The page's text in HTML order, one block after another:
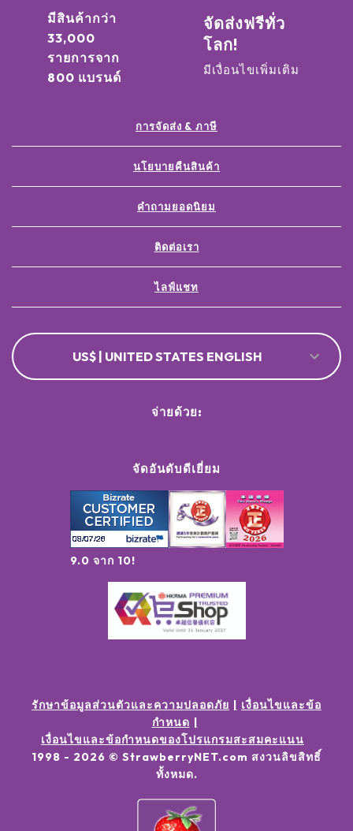
มีสินค้ากว่า
33,000
รายการจาก
800 แบรนด์
จัดส่งฟรีทั่ว
โลก!
มีเงื่อนไขเพิ่มเติม
การจัดส่ง & ภาษี
นโยบายคืนสินค้า
คำถามยอดนิยม
ติดต่อเรา
ไลฟ์แชท
US$ | UNITED STATES ENGLISH
จัดอันดับดีเยี่ยม
9.0 จาก 10!
จ่ายด้วย:
รักษาข้อมูลส่วนตัวและความปลอดภัย
เงื่อนไขและข้อ
กำหนด
เงื่อนไขและข้อกำหนดของโปรแกรมสะสมคะแนน
1998 - 2026 © StrawberryNET.com สงวนลิขสิทธิ์
ทั้งหมด.